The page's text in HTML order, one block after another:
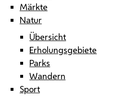
Märkte
Natur
Übersicht
Erholungsgebiete
Parks
Wandern
Sport